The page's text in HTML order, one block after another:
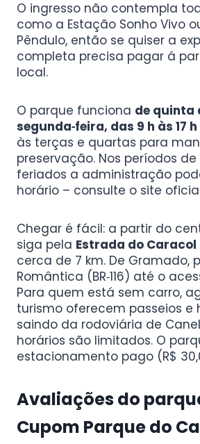
O ingresso não contempla
como a Estação Sonho Vivo
Pêndulo, então se quiser a
completa precisa pagar á
local.
O parque funciona de quinta
segunda‑feira, das 9 h às 17 h
às terças e quartas para
preservação. Nos períodos
feriados a administração
horário – consulte o site
Chegar é fácil: a partir do
siga pela Estrada do Caracol
cerca de 7 km. De Gramado,
Romântica (BR‑116) até o
Para quem está sem carro,
turismo oferecem passeios e
saindo da rodoviária de
horários são limitados. O
estacionamento pago (R$
Avaliações do
Cupom Parque do